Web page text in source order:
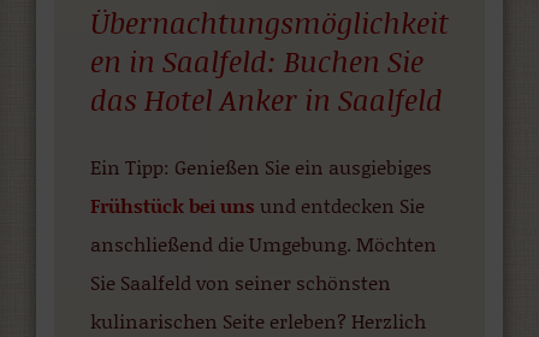
Übernachtungsmöglichkeit
en in Saalfeld: Buchen Sie
das Hotel Anker in Saalfeld
Ein Tipp: Genießen Sie ein ausgiebiges
Frühstück bei uns und entdecken Sie
anschließend die Umgebung. Möchten
Sie Saalfeld von seiner schönsten
kulinarischen Seite erleben? Herzlich